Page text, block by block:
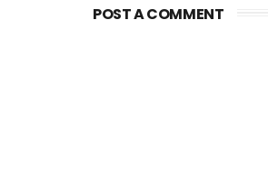
POST A COMMENT